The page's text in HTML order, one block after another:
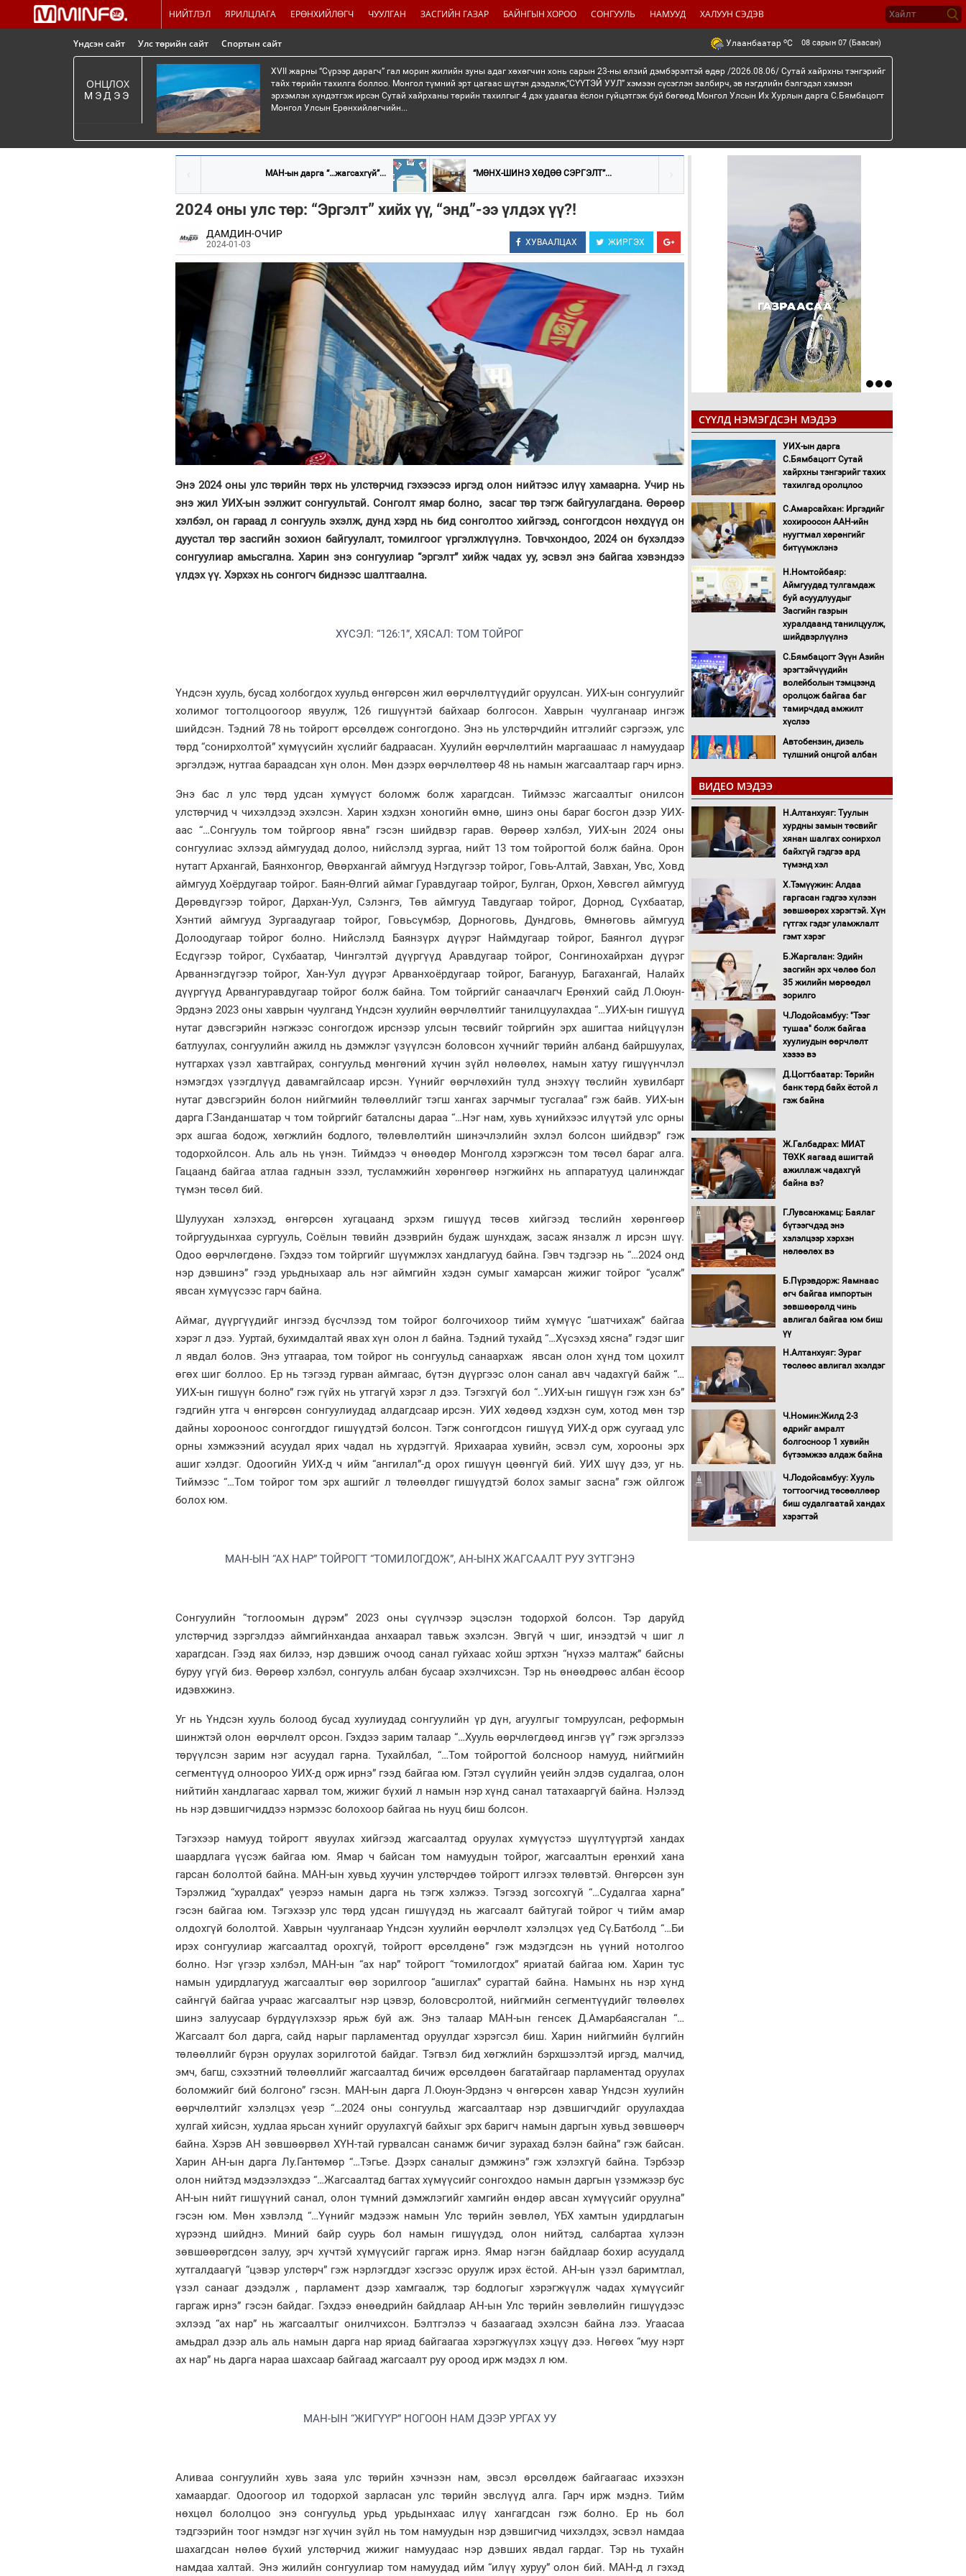
НИЙТЛЭЛ ЯРИЛЦЛАГА ЕРӨНХИЙЛӨГЧ ЧУУЛГАН ЗАСГИЙН ГАЗАР БАЙНГЫН ХОРОО СОНГУУЛЬ НАМУУД ХАЛУУН СЭДЭВ
Үндсэн сайт Улс төрийн сайт Спортын сайт Улаанбаатар oC 08 сарын 07 (Баасан)
ОНЦЛОХ
МЭДЭЭ
XVII жарны “Сүрээр дарагч” гал морин жилийн зуны адаг хөхөгчин хонь сарын 23-ны өлзий дэмбэрэлтэй өдөр /2026.08.06/ Сутай хайрхны тэнгэрийг
тайх төрийн тахилга боллоо. Монгол түмний эрт цагаас шүтэн дээдэлж,“СҮҮТЭЙ УУЛ” хэмээн сүсэглэн залбирч, эв нэгдлийн бэлгэдэл хэмээн
эрхэмлэн хүндэтгэж ирсэн Сутай хайрханы төрийн тахилгыг 4 дэх удаагаа ёслон гүйцэтгэж буй бөгөөд Монгол Улсын Их Хурлын дарга С.Бямбацогт
Монгол Улсын Ерөнхийлөгчийн...
МАН-ын дарга “…жагсахгүй”... “МӨНХ-ШИНЭ ХӨДӨӨ СЭРГЭЛТ”...
2024 оны улс төр: “Эргэлт” хийх үү, “энд”-ээ үлдэх үү?!
ДАМДИН-ОЧИР
2024-01-03 ХУВААЛЦАХ ЖИРГЭХ
Энэ 2024 оны улс төрийн төрх нь улстөрчид гэхээсээ иргэд олон нийтээс илүү хамаарна. Учир нь
энэ жил УИХ-ын ээлжит сонгуультай. Сонголт ямар болно, засаг төр тэгж байгуулагдана. Өөрөөр
хэлбэл, он гараад л сонгууль эхэлж, дунд хэрд нь бид сонголтоо хийгээд, сонгогдсон нөхдүүд он
дуустал төр засгийн зохион байгуулалт, томилгоог үргэлжлүүлнэ. Товчхондоо, 2024 он бүхэлдээ
сонгуулиар амьсгална. Харин энэ сонгуулиар “эргэлт” хийж чадах уу, эсвэл энэ байгаа хэвэндээ
үлдэх үү. Хэрхэх нь сонгогч биднээс шалтгаална.
ХҮСЭЛ: “126:1”, ХЯСАЛ: ТОМ ТОЙРОГ
Үндсэн хууль, бусад холбогдох хуульд өнгөрсөн жил өөрчлөлтүүдийг оруулсан. УИХ-ын сонгуулийг
холимог тогтолцоогоор явуулж, 126 гишүүнтэй байхаар болгосон. Хаврын чуулганаар ингэж
шийдсэн. Тэдний 78 нь тойрогт өрсөлдөж сонгогдоно. Энэ нь улстөрчдийн итгэлийг сэргээж, улс
төрд “сонирхолтой” хүмүүсийн хүслийг бадраасан. Хуулийн өөрчлөлтийн маргаашаас л намуудаар
эргэлдэж, нутгаа бараадсан хүн олон. Мөн дээрх өөрчлөлтөөр 48 нь намын жагсаалтаар гарч ирнэ.
Энэ бас л улс төрд удсан хүмүүст боломж болж харагдсан. Тиймээс жагсаалтыг онилсон
улстөрчид ч чихэлдээд эхэлсэн. Харин хэдхэн хоногийн өмнө, шинэ оны бараг босгон дээр УИХ-
аас “…Сонгууль том тойргоор явна” гэсэн шийдвэр гарав. Өөрөөр хэлбэл, УИХ-ын 2024 оны
сонгуулиас эхлээд аймгуудад долоо, нийслэлд зургаа, нийт 13 том тойрогтой болж байна. Орон
нутагт Архангай, Баянхонгор, Өвөрхангай аймгууд Нэгдүгээр тойрог, Говь-Алтай, Завхан, Увс, Ховд
аймгууд Хоёрдугаар тойрог. Баян-Өлгий аймаг Гуравдугаар тойрог, Булган, Орхон, Хөвсгөл аймгууд
Дөрөвдүгээр тойрог, Дархан-Уул, Сэлэнгэ, Төв аймгууд Тавдугаар тойрог, Дорнод, Сүхбаатар,
Хэнтий аймгууд Зургаадугаар тойрог, Говьсүмбэр, Дорноговь, Дундговь, Өмнөговь аймгууд
Долоодугаар тойрог болно. Нийслэлд Баянзүрх дүүрэг Наймдугаар тойрог, Баянгол дүүрэг
Есдүгээр тойрог, Сүхбаатар, Чингэлтэй дүүргүүд Аравдугаар тойрог, Сонгинохайрхан дүүрэг
Арваннэгдүгээр тойрог, Хан-Уул дүүрэг Арванхоёрдугаар тойрог, Багануур, Багахангай, Налайх
дүүргүүд Арвангуравдугаар тойрог болж байна. Том тойргийг санаачлагч Ерөнхий сайд Л.Оюун-
Эрдэнэ 2023 оны хаврын чуулганд Үндсэн хуулийн өөрчлөлтийг танилцуулахдаа “…УИХ-ын гишүүд
нутаг дэвсгэрийн нэгжээс сонгогдож ирснээр улсын төсвийг тойргийн эрх ашигтаа нийцүүлэн
батлуулах, сонгуулийн ажилд нь дэмжлэг үзүүлсэн боловсон хүчнийг төрийн албанд байршуулах,
нутгархах үзэл хавтгайрах, сонгуульд мөнгөний хүчин зүйл нөлөөлөх, намын хатуу гишүүнчлэл
нэмэгдэх үзэгдлүүд давамгайлсаар ирсэн. Үүнийг өөрчлөхийн тулд энэхүү төслийн хувилбарт
нутаг дэвсгэрийн болон нийгмийн төлөөллийг тэгш хангах зарчмыг тусгалаа” гэж байв. УИХ-ын
дарга Г.Занданшатар ч том тойргийг баталсны дараа “…Нэг нам, хувь хүнийхээс илүүтэй улс орны
эрх ашгаа бодож, хөгжлийн бодлого, төлөвлөлтийн шинэчлэлийн эхлэл болсон шийдвэр” гэж
тодорхойлсон. Аль аль нь үнэн. Тиймдээ ч өнөөдөр Монголд хэрэгжсэн том төсөл бараг алга.
Гацаанд байгаа атлаа гаднын зээл, тусламжийн хөрөнгөөр нэгжийнх нь аппаратууд цалинждаг
түмэн төсөл бий.
Шулуухан хэлэхэд, өнгөрсөн хугацаанд эрхэм гишүүд төсөв хийгээд төслийн хөрөнгөөр
тойргуудынхаа сургууль, Соёлын төвийн дээврийн будаж шунхдаж, засаж янзалж л ирсэн шүү.
Одоо өөрчлөгдөнө. Гэхдээ том тойргийг шүүмжлэх хандлагууд байна. Гэвч тэдгээр нь “…2024 онд
нэр дэвшинэ” гээд урьдныхаар аль нэг аймгийн хэдэн сумыг хамарсан жижиг тойрог “усалж”
явсан хүмүүсээс гарч байна.
Аймаг, дүүргүүдийг ингээд бүсчлээд том тойрог болгочихоор тийм хүмүүс “шатчихаж” байгаа
хэрэг л дээ. Ууртай, бухимдалтай явах хүн олон л байна. Тэдний тухайд “…Хүсэхэд хясна” гэдэг шиг
л явдал болов. Энэ утгаараа, том тойрог нь сонгуульд санаархаж явсан олон хүнд том цохилт
өгөх шиг боллоо. Ер нь тэгээд гурван аймгаас, бүтэн дүүргээс олон санал авч чадахгүй байж “…
УИХ-ын гишүүн болно” гэж гүйх нь утгагүй хэрэг л дээ. Тэгэхгүй бол “..УИХ-ын гишүүн гэж хэн бэ”
гэдгийн утга ч өнгөрсөн сонгуулиудад алдагдсаар ирсэн. УИХ хөдөөд хэдхэн сум, хотод мөн тэр
дайны хорооноос сонгогддог гишүүдтэй болсон. Тэгж сонгогдсон гишүүд УИХ-д орж суугаад улс
орны хэмжээний асуудал ярих чадал нь хүрдэггүй. Ярихаараа хувийн, эсвэл сум, хорооны эрх
ашиг хэлдэг. Одоогийн УИХ-д ч ийм “ангилал”-д орох гишүүн цөөнгүй бий. УИХ шүү дээ, уг нь.
Тиймээс “…Том тойрог том эрх ашгийг л төлөөлдөг гишүүдтэй болох замыг засна” гэж ойлгож
болох юм.
МАН-ЫН “АХ НАР” ТОЙРОГТ “ТОМИЛОГДОЖ”, АН-ЫНХ ЖАГСААЛТ РУУ ЗҮТГЭНЭ
Сонгуулийн “тоглоомын дүрэм” 2023 оны сүүлчээр эцэслэн тодорхой болсон. Тэр даруйд
улстөрчид зэргэлдээ аймгийнхандаа анхаарал тавьж эхэлсэн. Эвгүй ч шиг, инээдтэй ч шиг л
харагдсан. Гээд яах билээ, нэр дэвшиж очоод санал гуйхаас хойш эртхэн “нүхээ малтаж” байсны
буруу үгүй биз. Өөрөөр хэлбэл, сонгууль албан бусаар эхэлчихсэн. Тэр нь өнөөдрөөс албан ёсоор
идэвхжинэ.
Уг нь Үндсэн хууль болоод бусад хуулиудад сонгуулийн үр дүн, агуулгыг томруулсан, реформын
шинжтэй олон өөрчлөлт орсон. Гэхдээ зарим талаар “…Хууль өөрчлөгдөөд ингэв үү” гэж эргэлзээ
төрүүлсэн зарим нэг асуудал гарна. Тухайлбал, “…Том тойрогтой болсноор намууд, нийгмийн
сегментүүд олноороо УИХ-д орж ирнэ” гээд байгаа юм. Гэтэл сүүлийн үеийн элдэв судалгаа, олон
нийтийн хандлагаас харвал том, жижиг бүхий л намын нэр хүнд санал татахааргүй байна. Нэлээд
нь нэр дэвшигчиддээ нэрмээс болохоор байгаа нь нууц биш болсон.
Тэгэхээр намууд тойрогт явуулах хийгээд жагсаалтад оруулах хүмүүстээ шүүлтүүртэй хандах
шаардлага үүсэж байгаа юм. Ямар ч байсан том намуудын тойрог, жагсаалтын ерөнхий хана
гарсан бололтой байна. МАН-ын хувьд хуучин улстөрчдөө тойрогт илгээх төлөвтэй. Өнгөрсөн зун
Тэрэлжид “хуралдах” үеэрээ намын дарга нь тэгж хэлжээ. Тэгээд зогсохгүй “…Судалгаа харна”
гэсэн байгаа юм. Тэгэхээр улс төрд удсан гишүүдэд нь жагсаалт байтугай тойрог ч тийм амар
олдохгүй бололтой. Хаврын чуулганаар Үндсэн хуулийн өөрчлөлт хэлэлцэх үед Сү.Батболд “…Би
ирэх сонгуулиар жагсаалтад орохгүй, тойрогт өрсөлдөнө” гэж мэдэгдсэн нь үүний нотолгоо
болно. Нэг үгээр хэлбэл, МАН-ын “ах нар” тойрогт “томилогдох” яриатай байгаа юм. Харин тус
намын удирдлагууд жагсаалтыг өөр зорилгоор “ашиглах” сурагтай байна. Намынх нь нэр хүнд
сайнгүй байгаа учраас жагсаалтыг нэр цэвэр, боловсролтой, нийгмийн сегментүүдийг төлөөлөх
шинэ залуусаар бүрдүүлэхээр ярьж буй аж. Энэ талаар МАН-ын генсек Д.Амарбаясгалан “…
Жагсаалт бол дарга, сайд нарыг парламентад оруулдаг хэрэгсэл биш. Харин нийгмийн бүлгийн
төлөөллийг бүрэн оруулах зорилготой байдаг. Тэгвэл бид хөгжлийн бэрхшээлтэй иргэд, малчид,
эмч, багш, сэхээтний төлөөллийг жагсаалтад бичиж өрсөлдөөн багатайгаар парламентад оруулах
боломжийг бий болгоно” гэсэн. МАН-ын дарга Л.Оюун-Эрдэнэ ч өнгөрсөн хавар Үндсэн хуулийн
өөрчлөлтийг хэлэлцэх үеэр “…2024 оны сонгуульд жагсаалтаар нэр дэвшигчдийг оруулахдаа
хулгай хийсэн, худлаа ярьсан хүнийг оруулахгүй байхыг эрх баригч намын даргын хувьд зөвшөөрч
байна. Хэрэв АН зөвшөөрвөл ХҮН-тай гурвалсан санамж бичиг зурахад бэлэн байна” гэж байсан.
Харин АН-ын дарга Лу.Гантөмөр “…Тэгье. Дээрх саналыг дэмжинэ” гэж хэлэхгүй байна. Тэрбээр
олон нийтэд мэдээлэхдээ “…Жагсаалтад багтах хүмүүсийг сонгохдоо намын даргын үзэмжээр бус
АН-ын нийт гишүүний санал, олон түмний дэмжлэгийг хамгийн өндөр авсан хүмүүсийг оруулна”
гэсэн юм. Мөн хэвлэлд “…Үүнийг мэдээж намын Улс төрийн зөвлөл, ҮБХ хамтын удирдлагын
хүрээнд шийднэ. Миний байр суурь бол намын гишүүдэд, олон нийтэд, салбартаа хүлээн
зөвшөөрөгдсөн залуу, эрч хүчтэй хүмүүсийг гаргаж ирнэ. Ямар нэгэн байдлаар бохир асуудалд
хутгалдаагүй “цэвэр улстөрч” гэж нэрлэгддэг хэсгээс оруулж ирэх ёстой. АН-ын үзэл баримтлал,
үзэл санааг дээдэлж , парламент дээр хамгаалж, тэр бодлогыг хэрэгжүүлж чадах хүмүүсийг
гаргаж ирнэ” гэсэн байдаг. Гэхдээ өнөөдрийн байдлаар АН-ын Улс төрийн зөвлөлийн гишүүдээс
эхлээд “ах нар” нь жагсаалтыг онилчихсон. Бэлтгэлээ ч базаагаад эхэлсэн байна лээ. Угаасаа
амьдрал дээр аль аль намын дарга нар яриад байгаагаа хэрэгжүүлэх хэцүү дээ. Нөгөөх “муу нэрт
ах нар” нь дарга нараа шахсаар байгаад жагсаалт руу ороод ирж мэдэх л юм.
МАН-ЫН “ЖИГҮҮР” НОГООН НАМ ДЭЭР УРГАХ УУ
Аливаа сонгуулийн хувь заяа улс төрийн хэчнээн нам, эвсэл өрсөлдөж байгаагаас ихээхэн
хамаардаг. Одоогоор ил тодорхой зарласан улс төрийн эвслүүд алга. Гарч ирж мэднэ. Тийм
нөхцөл бололцоо энэ сонгуульд урьд урьдынхаас илүү хангагдсан гэж болно. Ер нь бол
тэдгээрийн тоог нэмдэг нэг хүчин зүйл нь том намуудын нэр дэвшигчид чихэлдэх, эсвэл намдаа
шахагдсан нөлөө бүхий улстөрчид жижиг намуудаас нэр дэвших явдал гардаг. Тэр нь тухайн
намдаа халтай. Энэ жилийн сонгуулиар том намуудад ийм “илүү хуруу” олон бий. МАН-д л гэхэд
СҮҮЛД НЭМЭГДСЭН МЭДЭЭ
УИХ-ын дарга
С.Бямбацогт Сутай
хайрхны тэнгэрийг тахих
тахилгад оролцлоо
С.Амарсайхан: Иргэдийг
хохироосон ААН-ийн
нуугтмал хөрөнгийг
битүүмжлэнэ
Н.Номтойбаяр:
Аймгуудад тулгамдаж
буй асуудлуудыг
Засгийн газрын
хуралдаанд танилцуулж,
шийдвэрлүүлнэ
С.Бямбацогт Зүүн Азийн
эрэгтэйчүүдийн
волейболын тэмцээнд
оролцож байгаа баг
тамирчдад амжилт
хүслээ
Автобензин, дизель
түлшний онцгой албан
Санхүүгийн хэмнэлтийн
горимд эрүүл мэндийн
салбар хамаарахгүй
Нөөцийн махны
нээлттэй ил тод болгоно
Монгол Улс “COP17”-д
“Тал хээрийн
танилцуулна
16 төрлийн эмийг нэг эх
үүсвэрээс худалдан авах
Бүх шатанд хэмнэлтийн
горимд шилжиж, найр
гадаад томилолтыг
хориглолоо
Засгийн газрын ээлжит
хуралдаан болж байна
Автомашинд улсын
дугаарын тэгш,
сондгойгоор шатахуун
Бага орлоготой
иргэдийн орлогод
татвар ногдуулахгүй
байх эрх зүйн орчныг
Хөшөө бүтсэн түүхийг
Хөвсгөл нуурын лусыг
тахих төрийн тахилгын
ёслол боллоо
“Хар жагсаалт”-ын
асуудлыг цэгцлэх
чиглэлээр
Монголбанкны
хугацаатай үүрэг өглөө
ВИДЕО МЭДЭЭ
Н.Алтанхуяг: Туулын
хурдны замын төсвийг
хянан шалгах сонирхол
байхгүй гэдгээ ард
түмэнд хэл
Х.Тэмүүжин: Алдаа
гаргасан гэдгээ хүлээн
зөвшөөрөх хэрэгтэй. Хүн
гүтгэх гэдэг уламжлалт
гэмт хэрэг
Б.Жаргалан: Эдийн
засгийн эрх чөлөө бол
35 жилийн мөрөөдөл
зорилго
Ч.Лодойсамбуу: "Тээг
тушаа" болж байгаа
хуулиудын өөрчлөлт
хэзээ вэ
Д.Цогтбаатар: Төрийн
банк төрд байх ёстой л
гэж байна
Ж.Галбадрах: МИАТ
ТӨХК яагаад ашигтай
ажиллаж чадахгүй
байна вэ?
Г.Лувсанжамц: Баялаг
бүтээгчдэд энэ
хэлэлцээр хэрхэн
нөлөөлөх вэ
Б.Пүрэвдорж: Яамнаас
өгч байгаа импортын
зөвшөөрөлд чинь
авлигал байгаа юм биш
үү
Н.Алтанхуяг: Зураг
төслөөс авлигал эхэлдэг
Ч.Номин:Жилд 2-3
өдрийг амралт
болгосноор 1 хувийн
бүтээмжээ алдаж байна
Ч.Лодойсамбуу: Хууль
тогтоогчид төсөөллөөр
биш судалгаатай хандах
хэрэгтэй